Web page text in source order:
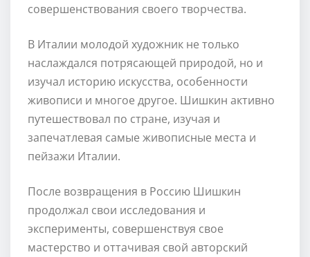
совершенствования своего творчества.
В Италии молодой художник не только
наслаждался потрясающей природой, но и
изучал историю искусства, особенности
живописи и многое другое. Шишкин активно
путешествовал по стране, изучая и
запечатлевая самые живописные места и
пейзажи Италии.
После возвращения в Россию Шишкин
продолжал свои исследования и
эксперименты, совершенствуя свое
мастерство и оттачивая свой авторский